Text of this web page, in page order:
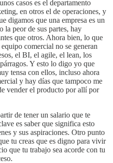
casos es el departamento
en otros el de operaciones, y
digamos que una empresa es un
la peor de sus partes, hay
que otros. Ahora bien, lo que
comercial no se generan
el BI, el agile, el lean, los
Y esto lo digo yo que
tensa con ellos, incluso ahora
y hay días que tampoco me
vender el producto por allí por
de tener un salario que te
es saber que significa esto
y sus aspiraciones. Otro punto
tu creas que es digno para vivir
que tu trabajo sea acorde con tu